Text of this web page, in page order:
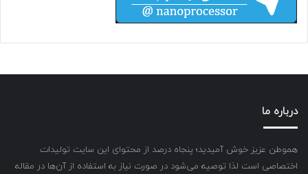
درباره ما
هموطن عزیز خوش آمیدید؛ پنجاه درصد از محتوای این سایت تولیدات
اختصاصی است لذا توصیه می‌شود در صورت نیاز به استفاده از آن‌ها در مقاله